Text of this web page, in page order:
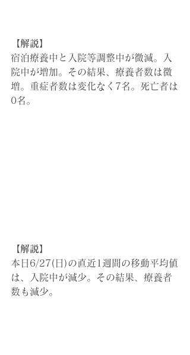
【解説】
宿泊療養中と入院等調整中が微減。入
院中が増加。その結果、 療養者数は微
増。重症者数は変化なく7名。死亡者は
0名。
【解説】
本日6/27(日)の直近1週間の移動平均値
は、入院中が減少。その結果、療養者
数も減少。